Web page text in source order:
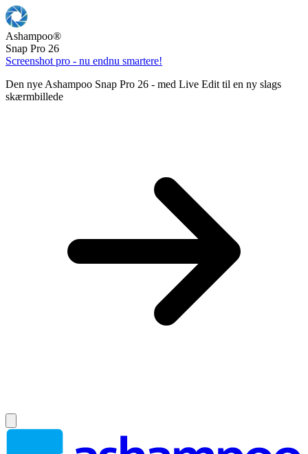
Ashampoo®
Snap Pro 26
Screenshot pro - nu endnu smartere!
Den nye Ashampoo Snap Pro 26 - med Live Edit til en ny slags
skærmbillede